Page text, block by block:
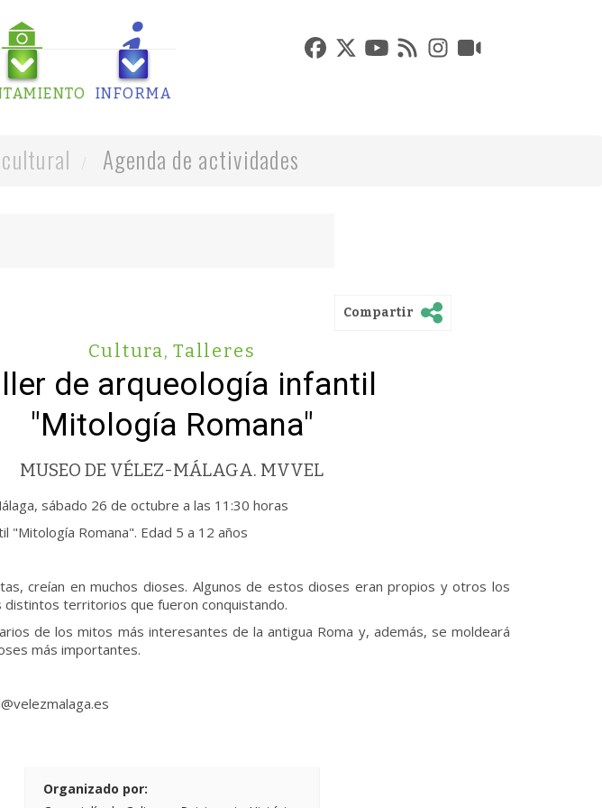
INFORMA
Agenda de actividades
Compartir
Cultura, Talleres
de arqueología infantil
"Mitología Romana"
MUSEO DE VÉLEZ-MÁLAGA. MVVEL
sábado 26 de octubre a las 11:30 horas
"Mitología Romana". Edad 5 a 12 años
creían en muchos dioses. Algunos de estos dioses eran propios y otros los
distintos territorios que fueron conquistando.
de los mitos más interesantes de la antigua Roma y, además, se moldeará
más importantes.
Organizado por: